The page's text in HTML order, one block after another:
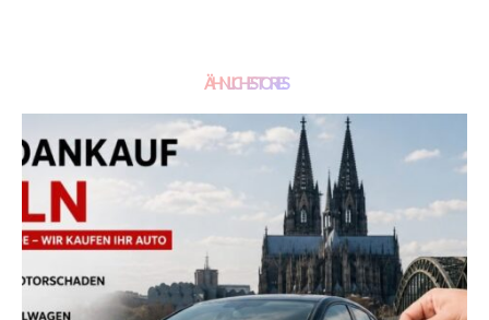
ÄHNLICHE STORIES